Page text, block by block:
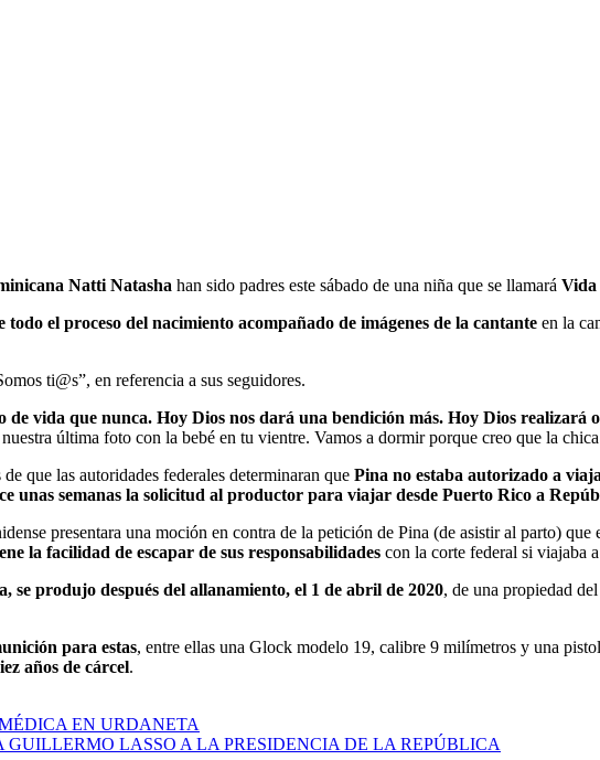
Natti Natasha han sido padres este sábado de una niña que se llamará Vida
el proceso del nacimiento acompañado de imágenes de la cantante en la
ti@s”, en referencia a sus seguidores.
de vida que nunca. Hoy Dios nos dará una bendición más. Hoy Dios
nuestra última foto con la bebé en tu vientre. Vamos a dormir porque creo que la
que las autoridades federales determinaran que Pina no estaba autorizado a
unas semanas la solicitud al productor para viajar desde Puerto Rico a
presentara una moción en contra de la petición de Pina (de asistir al parto) que
la facilidad de escapar de sus responsabilidades con la corte federal si viajaba
se produjo después del allanamiento, el 1 de abril de 2020, de una propiedad
para estas, entre ellas una Glock modelo 19, calibre 9 milímetros y una
años de cárcel.
EN URDANETA
LASSO A LA PRESIDENCIA DE LA REPÚBLICA